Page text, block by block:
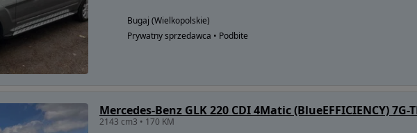
Bugaj (Wielkopolskie)
Prywatny sprzedawca • Podbite
2143 cm3 • 170 KM